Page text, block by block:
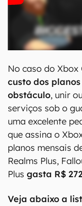
No caso do Xbox
custo dos
obstáculo, unir
serviços sob o
uma excelente
que assina o
planos mensais
Realms Plus,
Plus gasta R$
Veja abaixo a